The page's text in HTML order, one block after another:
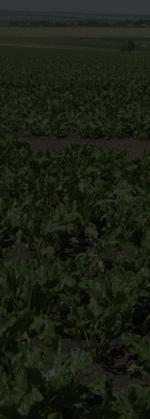
goed
aanbod
van start tot verkoop
succesvolle projectontwikkeling
Bedrijfspand verhuren
Verhuren met succes
Bedrijfspand verkopen
Behaal de beste
Herontwikkeling
Transformeer en
Taxaties
Krijg inzicht in de waarde van
Beleggingen
Rendabele
Verkocht / verhuurd
Onlangs gesloten transacties
Vastgoed advies
Antwoord op al jouw vragen
Advies
Weten